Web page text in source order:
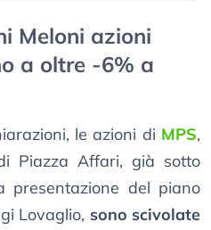
Meloni azioni
a oltre -6% a
le azioni di MPS,
Piazza Affari, già sotto
presentazione del piano
Lovaglio, sono scivolate